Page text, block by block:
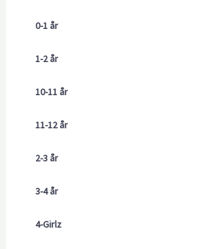
0-1 år
1-2 år
10-11 år
11-12 år
2-3 år
3-4 år
4-Girlz